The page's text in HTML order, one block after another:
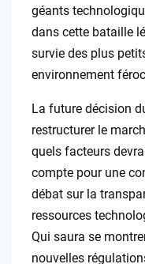
géants
dans cette bataille
survie des plus
environnement
La future décision
restructurer le
quels facteurs
compte pour une
débat sur la
ressources
Qui saura se
nouvelles